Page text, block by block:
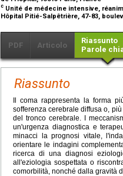
c Unité de médecine intensive,
Hôpital Pitié-Salpêtrière, 47-83,
PDF Articolo
Riassunto
Parole
Riassunto
Il coma rappresenta la forma
sofferenza cerebrale diffusa o,
del tronco cerebrale. I
un'urgenza diagnostica e
minacci la prognosi vitale,
orientare le indagini
ricerca di una diagnosi
all'eziologia sospettata o
comorbilità, nonché dalla gravità